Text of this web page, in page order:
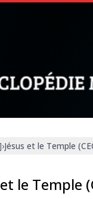
Facebook
›Jésus et le Temple
le Temple